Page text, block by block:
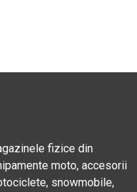
fizice din
moto, accesorii
snowmobile,